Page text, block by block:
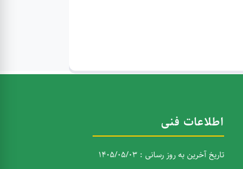
اطلاعات فنی
تاریخ آخرین به روز رسانی : 1405/05/03